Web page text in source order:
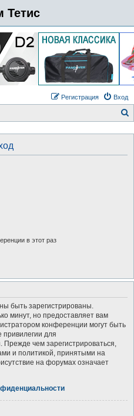
Тетис
Вход
Регистрация
в этот раз
быть зарегистрированы.
минут, но предоставляет вам
конференции могут быть
для
чем зарегистрироваться,
и политикой, принятыми на
на форумах означает